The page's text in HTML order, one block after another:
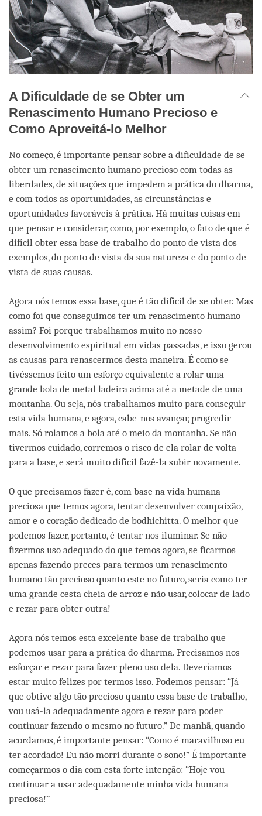
A Dificuldade de se Obter um
Renascimento Humano Precioso e
Como Aproveitá-lo Melhor
No começo, é importante pensar sobre a dificuldade de se
obter um renascimento humano precioso com todas as
liberdades, de situações que impedem a prática do dharma,
e com todos as oportunidades, as circunstâncias e
oportunidades favoráveis à prática. Há muitas coisas em
que pensar e considerar, como, por exemplo, o fato de que é
difícil obter essa base de trabalho do ponto de vista dos
exemplos, do ponto de vista da sua natureza e do ponto de
vista de suas causas.
Agora nós temos essa base, que é tão difícil de se obter. Mas
como foi que conseguimos ter um renascimento humano
assim? Foi porque trabalhamos muito no nosso
desenvolvimento espiritual em vidas passadas, e isso gerou
as causas para renascermos desta maneira. É como se
tivéssemos feito um esforço equivalente a rolar uma
grande bola de metal ladeira acima até a metade de uma
montanha. Ou seja, nós trabalhamos muito para conseguir
esta vida humana, e agora, cabe-nos avançar, progredir
mais. Só rolamos a bola até o meio da montanha. Se não
tivermos cuidado, corremos o risco de ela rolar de volta
para a base, e será muito difícil fazê-la subir novamente.
O que precisamos fazer é, com base na vida humana
preciosa que temos agora, tentar desenvolver compaixão,
amor e o coração dedicado de bodhichitta. O melhor que
podemos fazer, portanto, é tentar nos iluminar. Se não
fizermos uso adequado do que temos agora, se ficarmos
apenas fazendo preces para termos um renascimento
humano tão precioso quanto este no futuro, seria como ter
uma grande cesta cheia de arroz e não usar, colocar de lado
e rezar para obter outra!
Agora nós temos esta excelente base de trabalho que
podemos usar para a prática do dharma. Precisamos nos
esforçar e rezar para fazer pleno uso dela. Deveríamos
estar muito felizes por termos isso. Podemos pensar: “Já
que obtive algo tão precioso quanto essa base de trabalho,
vou usá-la adequadamente agora e rezar para poder
continuar fazendo o mesmo no futuro.” De manhã, quando
acordamos, é importante pensar: “Como é maravilhoso eu
ter acordado! Eu não morri durante o sono!” É importante
começarmos o dia com esta forte intenção: “Hoje vou
continuar a usar adequadamente minha vida humana
preciosa!”